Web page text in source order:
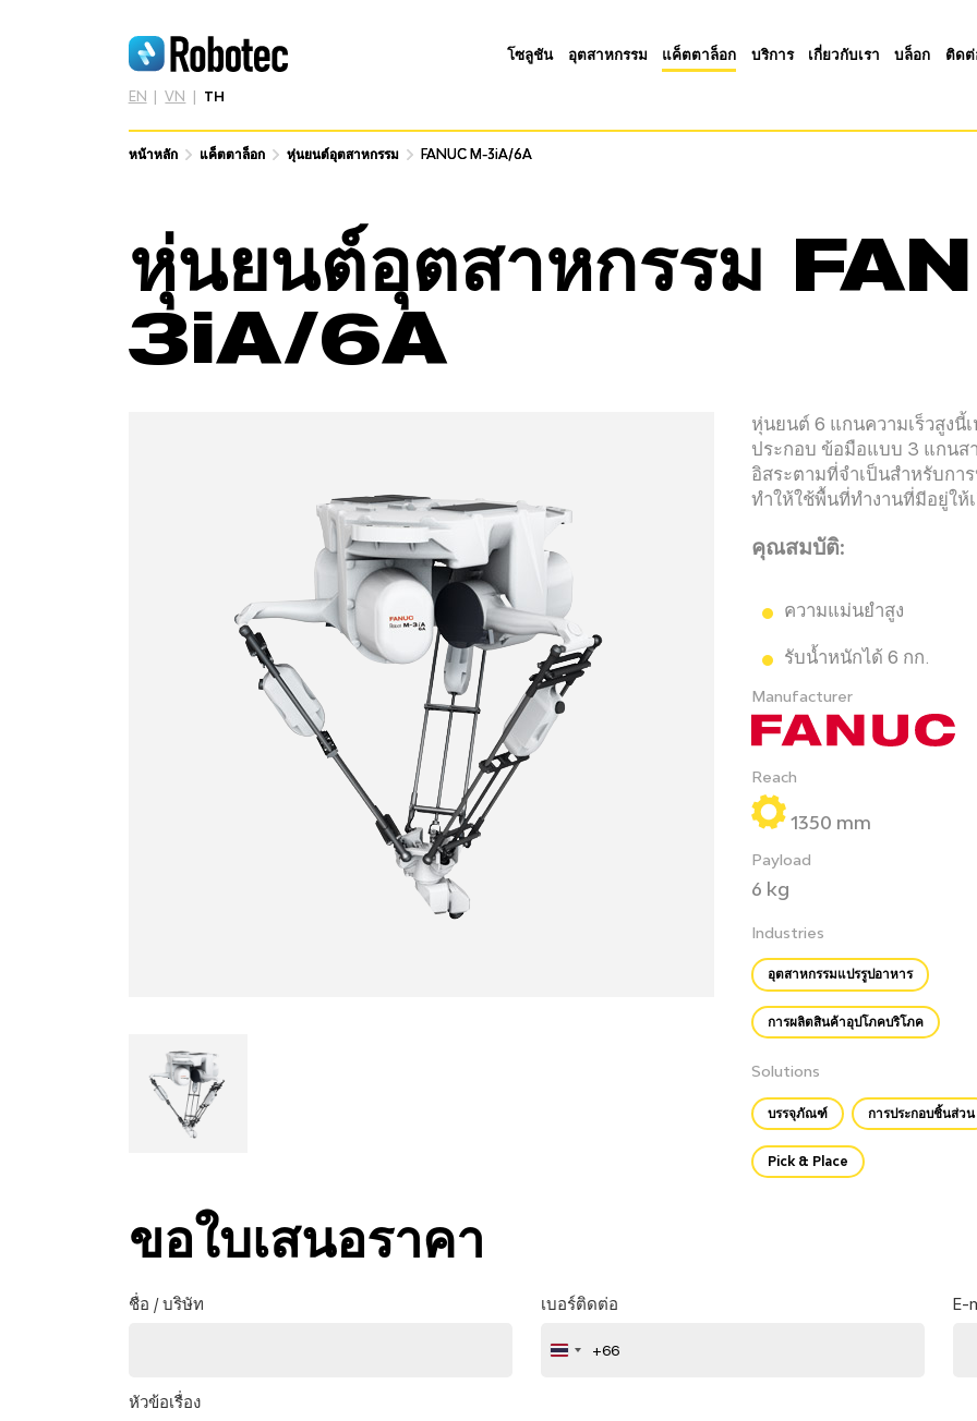
EN VN TH
โซลูชัน อุตสาหกรรม แค็ตตาล็อก บริการ เกี่ยวกับเรา บล็อก ติดต่
หน้าหลัก แค็ตตาล็อก หุ่นยนต์อุตสาหกรรม FANUC M-3iA/6A
หน้าหลัก แค็ตตาล็อก หุ่นยนต์อุตสาหกรรม FANUC M-3iA/6A
หุ่นยนต์อุตสาหกรรม
3iA/6A
หุ่นยนต์ 6 แกนความเร็วสูงนี้
ประกอบ ข้อมือแบบ 3 แกนส
อิสระตามที่จำเป็นสำหรับก
ทำให้ใช้พื้นที่ทำงานที่มีอยู่ให้
คุณสมบัติ:
ความแม่นยำสูง
รับน้ำหนักได้ 6 กก.
Manufacturer
Reach
1350 mm
Payload
6 kg
Industries
อุตสาหกรรมแปรรูปอาหาร
การผลิตสินค้าอุปโภคบริโภค
Solutions
บรรจุภัณฑ์ การประกอบชิ้นส่วน
Pick & Place
ขอใบเสนอราคา
ชื่อ / บริษัท เบอร์ติดต่อ
Thailand
+66
E-
หัวข้อเรื่อง